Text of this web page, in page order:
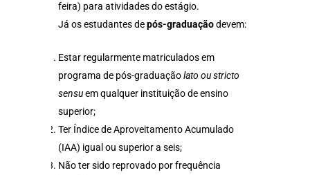
feira) para atividades do estágio.
Já os estudantes depós-graduaçãodevem:
Estar regularmente matriculados em
programa de pós-graduaçãolato ou stricto
sensuem qualquer instituição de ensino
superior;
Ter Índice de Aproveitamento Acumulado
(IAA) igual ou superior a seis;
Não ter sido reprovado por frequência